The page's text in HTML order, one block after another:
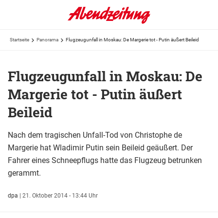
Startseite Panorama Flugzeugunfall in Moskau: De Margerie tot - Putin äußert Beileid
Flugzeugunfall in Moskau: De
Margerie tot - Putin äußert
Beileid
Nach dem tragischen Unfall-Tod von Christophe de
Margerie hat Wladimir Putin sein Beileid geäußert. Der
Fahrer eines Schneepflugs hatte das Flugzeug betrunken
gerammt.
dpa | 21. Oktober 2014 - 13:44 Uhr